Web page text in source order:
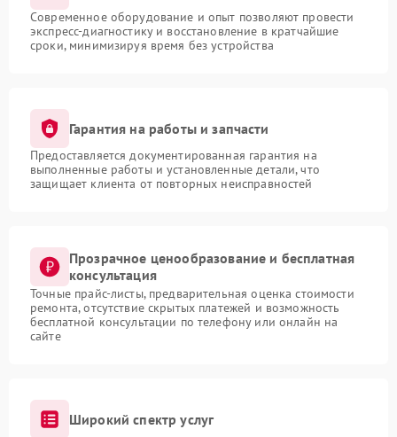
Современное оборудование и опыт позволяют провести
экспресс-диагностику и восстановление в кратчайшие
сроки, минимизируя время без устройства
Гарантия на работы и запчасти
Предоставляется документированная гарантия на
выполненные работы и установленные детали, что
защищает клиента от повторных неисправностей
Прозрачное ценообразование и бесплатная
консультация
Точные прайс-листы, предварительная оценка стоимости
ремонта, отсутствие скрытых платежей и возможность
бесплатной консультации по телефону или онлайн на
сайте
Широкий спектр услуг